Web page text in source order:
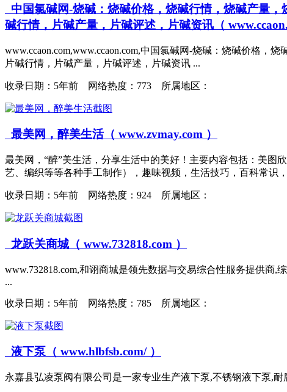
中国氯碱网-烧碱：烧碱价格，烧碱行情，烧碱产量
碱行情，片碱产量，片碱评述，片碱资讯（
www.ccaon.com,www.ccaon.com,中国氯碱网-烧碱：烧碱价格，
片碱行情，片碱产量，片碱评述，片碱资讯 ...
收录日期： 5年前 网络热度：773 所属地区：
最美网，醉美生活（ www.zvmay.com ）
最美网，“醉”美生活，分享生活中的美好！主要内容包括：美
艺、编织等等各种手工制作），趣味视频，生活技巧，百科常识
收录日期： 5年前 网络热度：924 所属地区：
龙跃关商城（ www.732818.com ）
www.732818.com,和诩商城是领先数据与交易综合性服务提供商,
...
收录日期： 5年前 网络热度：785 所属地区：
液下泵（ www.hlbfsb.com/ ）
永嘉县弘凌泵阀有限公司是一家专业生产液下泵,不锈钢液下泵,